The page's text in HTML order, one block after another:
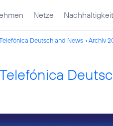
Netze Nachhaltigkeit
Deutschland News Archiv